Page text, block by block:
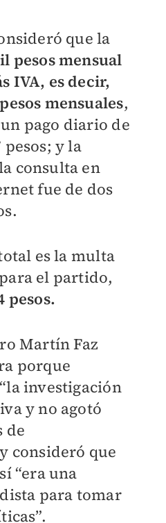
que la
pesos mensual
IVA, es decir,
mensuales,
pago diario de
y la
consulta en
fue de dos
es la multa
el partido,
pesos.
Martín Faz
porque
investigación
y no agotó
de
consideró que
“era una
para tomar